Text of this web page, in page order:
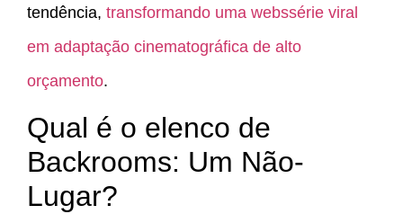
tendência, transformando uma webssérie viral
em adaptação cinematográfica de alto
orçamento.
Qual é o elenco de
Backrooms: Um Não-
Lugar?